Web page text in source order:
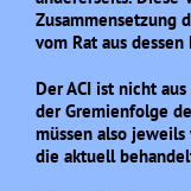
Zusammensetzung
vom Rat aus
Der ACI ist nicht
der Gremienfolge
müssen also
die aktuell